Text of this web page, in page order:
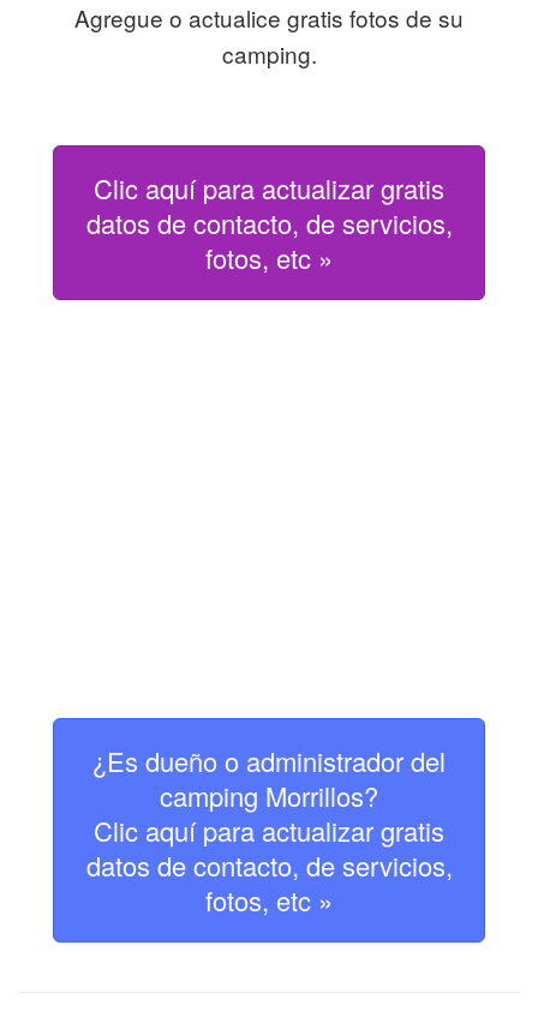
Agregue o actualice gratis fotos de su
camping.
Clic aquí para actualizar gratis
datos de contacto, de servicios,
fotos, etc »
¿Es dueño o administrador del
camping Morrillos?
Clic aquí para actualizar gratis
datos de contacto, de servicios,
fotos, etc »